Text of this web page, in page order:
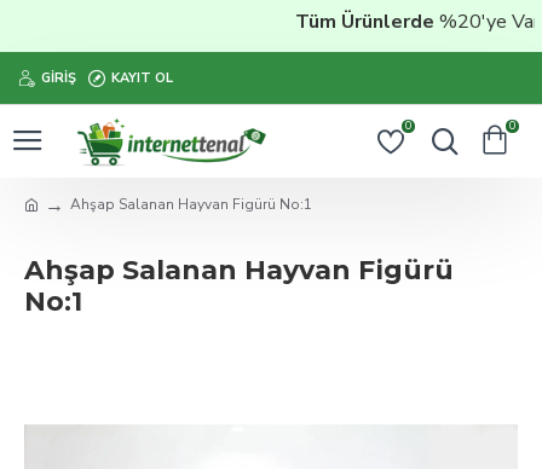
Tüm Ürünlerde%20'ye
GIRIŞ KAYIT OL
0 0
Ahşap Salanan Hayvan Figürü No:1
Ahşap Salanan Hayvan Figürü
No:1